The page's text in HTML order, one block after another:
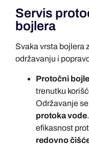
Servis
bojlera
Svaka vrsta bojlera
održavanju i
Protočni
trenutku
Održavanje
protoka vode
efikasnost
redovno